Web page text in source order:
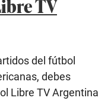
TV
del fútbol
debes
Libre TV Argentina